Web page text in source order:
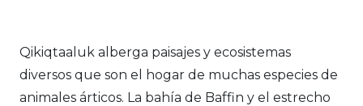
Qikiqtaaluk alberga paisajes y ecosistemas
diversos que son el hogar de muchas especies de
animales árticos. La bahía de Baffin y el estrecho